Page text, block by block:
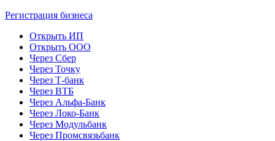
Регистрация бизнеса
Открыть ИП
Открыть ООО
Через Сбер
Через Точку
Через Т-банк
Через ВТБ
Через Альфа-Банк
Через Локо-Банк
Через Модульбанк
Через Промсвязьбанк